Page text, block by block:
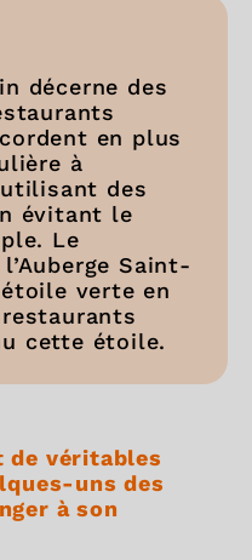
décerne des
en plus
à
utilisant des
évitant le
Le
Saint-
verte en
cette étoile.
de véritables
uns des
à son